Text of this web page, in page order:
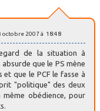
octobre 2007 à 18:48
de la situation à
que le PS mène
et que le PCF le fasse à
"politique" des deux
obédience, pour